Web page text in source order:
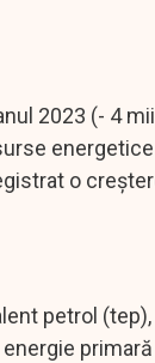
2023 (- 4 mii
o
petrol (tep),
primară